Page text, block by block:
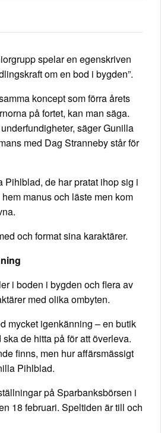
spelar en egenskriven
om en bod i bygden”.
koncept som förra årets
på fortet, kan man säga.
säger Gunilla
med Dag Stranneby står för
Pihlblad, de har pratat ihop sig i
manus och läste men kom
och format sina karaktärer.
i boden i bygden och flera av
med olika ombyten.
mycket igenkänning – en butik
de hitta på för att överleva.
finns, men hur affärsmässigt
Pihlblad.
på Sparbanksbörsen i
18 februari. Speltiden är till och